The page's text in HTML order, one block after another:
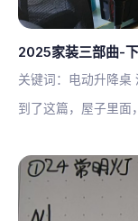
2025家装三部曲-
关键词：电动升降桌
到了这篇，屋子里面